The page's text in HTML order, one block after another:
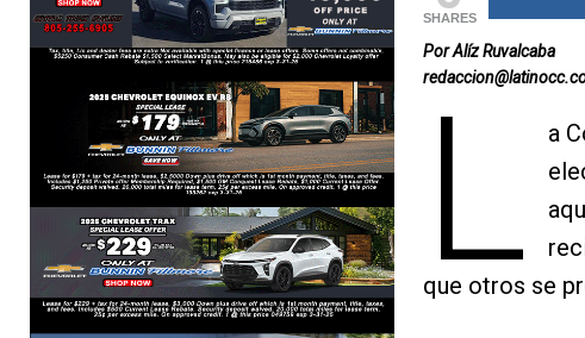
SHARES
Por Alíz Ruvalcaba
L
a
que otros se